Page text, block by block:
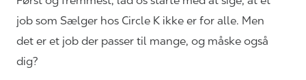
job som Sælger hos Circle K ikke er for alle. Men
det er et job der passer til mange, og måske også
dig?